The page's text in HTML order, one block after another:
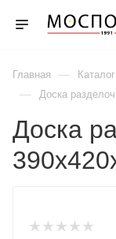
Главная — Каталог
— Доска
Доска